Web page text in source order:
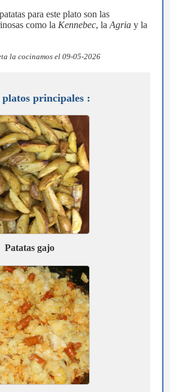
para este plato son las
como la Kennebec, la Agriay la
la cocinamos el 09-05-2026
platos principales :
Patatas gajo